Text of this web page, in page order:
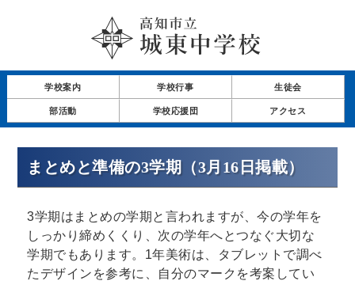
学校案内 学校行事 生徒会
部活動 学校応援団 アクセス
まとめと準備の3学期（3月16日掲載）
3学期はまとめの学期と言われますが、今の学年を
しっかり締めくくり、次の学年へとつなぐ大切な
学期でもあります。1年美術は、タブレットで調べ
たデザインを参考に、自分のマークを考案してい